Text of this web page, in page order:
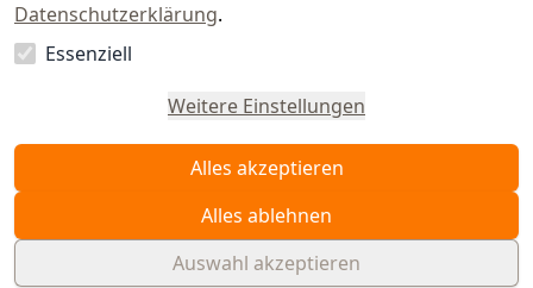
Datenschutzerklärung.
Essenziell
Weitere Einstellungen
Alles akzeptieren
Alles ablehnen
Auswahl akzeptieren
Vertrag
widerrufen
© WAIDMEISTER 2026